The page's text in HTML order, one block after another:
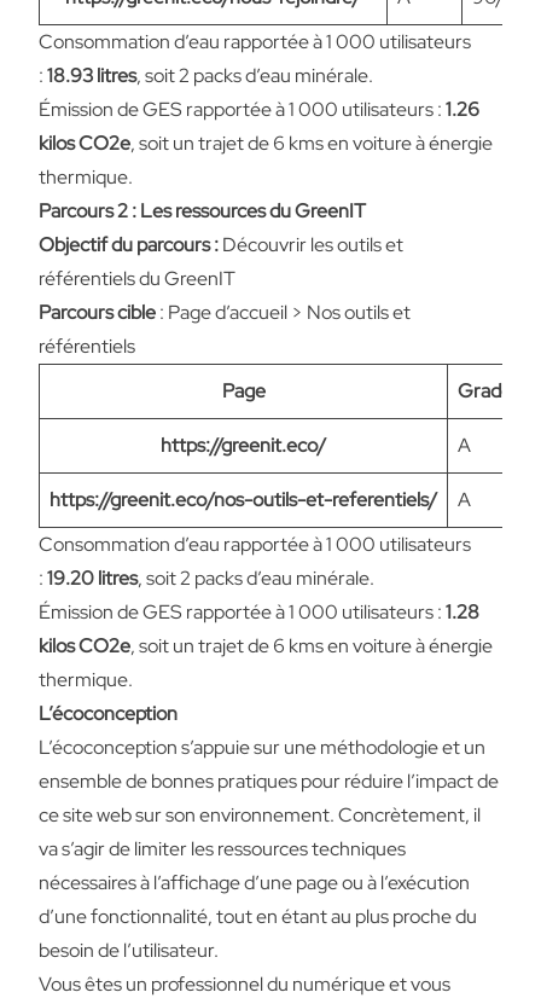
Consommation d’eau rapportée à 1 000 utilisateurs
:18.93 litres, soit 2 packs d’eau minérale.
Émission de GES rapportée à 1 000 utilisateurs :1.26
kilos CO2e, soit un trajet de 6 kms en voiture à énergie
thermique.
Parcours 2 : Les ressources du GreenIT
Objectif du parcours :Découvrir les outils et
référentiels du GreenIT
Parcours cible: Page d’accueil > Nos outils et
référentiels
Page
Grade
https://greenit.eco/ A
https://greenit.eco/nos-outils-et-referentiels/ A
Consommation d’eau rapportée à 1 000 utilisateurs
:19.20 litres, soit 2 packs d’eau minérale.
Émission de GES rapportée à 1 000 utilisateurs :1.28
kilos CO2e, soit un trajet de 6 kms en voiture à énergie
thermique.
L’écoconception
L’écoconception s’appuie sur une méthodologie et un
ensemble de bonnes pratiques pour réduire l’impact de
ce site web sur son environnement. Concrètement, il
va s’agir de limiter les ressources techniques
nécessaires à l’affichage d’une page ou à l’exécution
d’une fonctionnalité, tout en étant au plus proche du
besoin de l’utilisateur.
Vous êtes un professionnel du numérique et vous